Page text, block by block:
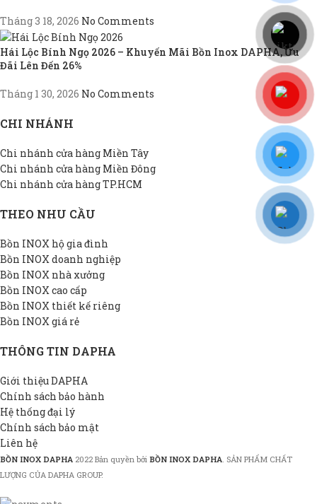
Tháng 3 18, 2026 No Comments
Hái Lộc Bính Ngọ 2026 – Khuyến Mãi Bồn Inox DAPHA, Ưu
Đãi Lên Đến 26%
Tháng 1 30, 2026 No Comments
CHI NHÁNH
Chi nhánh cửa hàng Miền Tây
Chi nhánh cửa hàng Miền Đông
Chi nhánh cửa hàng TP.HCM
THEO NHU CẦU
Bồn INOX hộ gia đình
Bồn INOX doanh nghiệp
Bồn INOX nhà xưởng
Bồn INOX cao cấp
Bồn INOX thiết kế riêng
Bồn INOX giá rẻ
THÔNG TIN DAPHA
Giới thiệu DAPHA
Chính sách bảo hành
Hệ thống đại lý
Chính sách bảo mật
Liên hệ
BỒN INOX DAPHA 2022 Bản quyền bởi BỒN INOX DAPHA. SẢN PHẨM CHẤT
LƯỢNG CỦA DAPHA GROUP.